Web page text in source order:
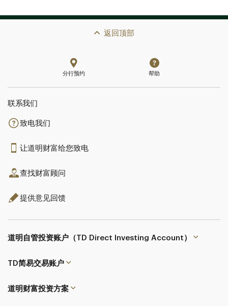
返回顶部
分行预约 帮助
联系我们​​​​​​​
致电我们
让道明财富给您致电
查找财富顾问
提供意见回馈
道明自管投资账户（TD Direct Investing Account）
TD简易交易账户
道明财富投资方案